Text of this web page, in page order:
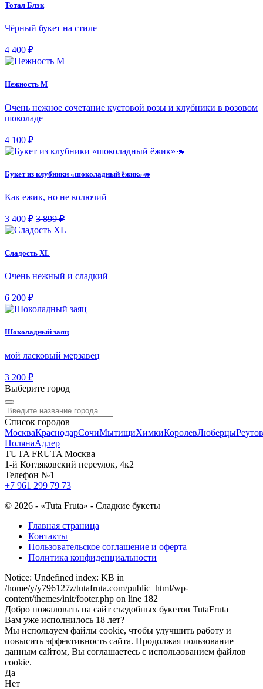
Тотал Блэк
Чёрный букет на стиле
4 400 ₽
Нежность М
Очень нежное сочетание кустовой розы и клубники в розовом
шоколаде
4 100 ₽
Букет из клубники «шоколадный ёжик»🦔
Как ежик, но не колючий
3 400 ₽ 3 899 ₽
Сладость XL
Очень нежный и сладкий
6 200 ₽
Шоколадный заяц
мой ласковый мерзавец
3 200 ₽
Выберите город
Список городов
МоскваКраснодарСочиМытищиХимкиКоролевЛюберцыРеутов
ПолянаАдлер
TUTA FRUTA Москва
1-й Котляковский переулок, 4к2
Телефон №1
+7 961 299 79 73
© 2026 - «Tuta Fruta» - Сладкие букеты
Главная страница
Контакты
Пользовательское соглашение и оферта
Политика конфиденциальности
Notice: Undefined index: KB in
/home/y/y796127z/tutafruta.com/public_html/wp-
content/themes/init/footer.php on line 182
Добро пожаловать на сайт съедобных букетов TutaFruta
Вам уже исполнилось 18 лет?
Мы используем файлы cookie, чтобы улучшить работу и
повысить эффективность сайта. Продолжая пользование
данным сайтом, Вы соглашаетесь с использованием файлов
cookie.
Да
Нет